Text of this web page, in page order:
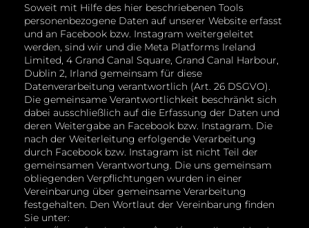
Soweit mit Hilfe des hier beschriebenen Tools
personenbezogene Daten auf unserer Website erfasst
und an Facebook bzw. Instagram weitergeleitet
werden, sind wir und die Meta Platforms Ireland
Limited, 4 Grand Canal Square, Grand Canal Harbour,
Dublin 2, Irland gemeinsam für diese
Datenverarbeitung verantwortlich (Art. 26 DSGVO).
Die gemeinsame Verantwortlichkeit beschränkt sich
dabei ausschließlich auf die Erfassung der Daten und
deren Weitergabe an Facebook bzw. Instagram. Die
nach der Weiterleitung erfolgende Verarbeitung
durch Facebook bzw. Instagram ist nicht Teil der
gemeinsamen Verantwortung. Die uns gemeinsam
obliegenden Verpflichtungen wurden in einer
Vereinbarung über gemeinsame Verarbeitung
festgehalten. Den Wortlaut der Vereinbarung finden
Sie unter: